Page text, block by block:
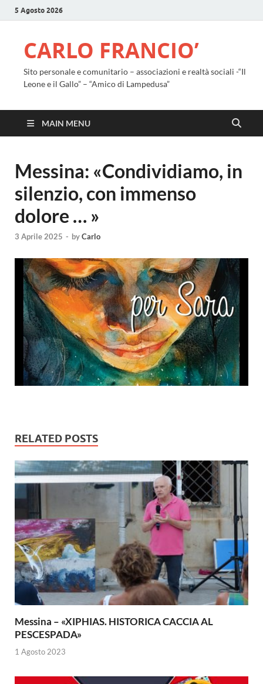
5 Agosto 2026
CARLO FRANCIO’
Sito personale e comunitario – associazioni e realtà sociali -“Il
Leone e il Gallo” – “Amico di Lampedusa”
MAIN MENU
Messina: «Condividiamo, in
silenzio, con immenso
dolore … »
3 Aprile 2025 - byCarlo
RELATED POSTS
Messina – «XIPHIAS. HISTORICA CACCIA AL
PESCESPADA»
1 Agosto 2023